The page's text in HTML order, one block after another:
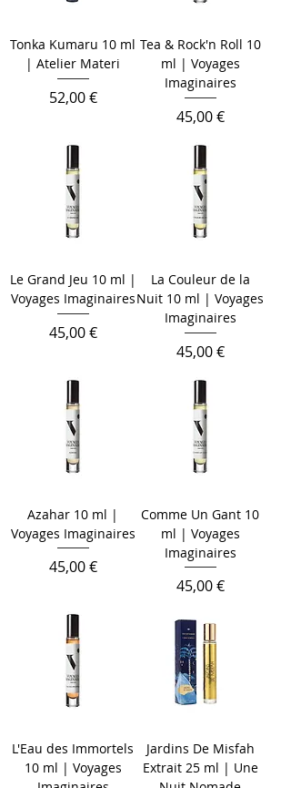
Tonka Kumaru 10 ml
| Atelier Materi
Цена
52,00 €
Tea & Rock'n Roll 10
ml | Voyages
Imaginaires
Цена
45,00 €
Le Grand Jeu 10 ml |
Voyages Imaginaires
Цена
45,00 €
La Couleur de la
Nuit 10 ml | Voyages
Imaginaires
Цена
45,00 €
Azahar 10 ml |
Voyages Imaginaires
Цена
45,00 €
Comme Un Gant 10
ml | Voyages
Imaginaires
Цена
45,00 €
L'Eau des Immortels
10 ml | Voyages
Jardins De Misfah
Extrait 25 ml | Une